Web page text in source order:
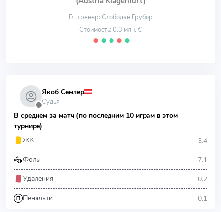
Гл. тренер: Слободан Грубор
Стоимость: 0.3 млн. €
⬤ ⬤ ⬤ ⬤ ⬤
⬤
Якоб Семлер
Судья
В среднем за матч (по последним 10 играм в этом
турнире)
ЖК
3.4
Фолы 7.1
Удаления 0.2
Пенальти 0.1